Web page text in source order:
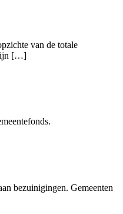
van de totale
zijn […]
bezuinigingen. Gemeenten